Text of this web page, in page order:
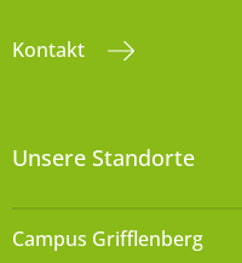
Kontakt
Unsere Standorte
Campus Grifflenberg